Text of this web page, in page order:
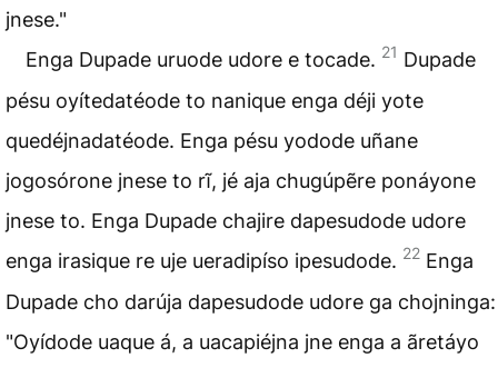
jnese."
Enga Dupade uruode udore e tocade. 21 Dupade
pésu oyítedatéode to nanique enga déji yote
quedéjnadatéode. Enga pésu yodode uñane
jogosórone jnese to rĩ, jé aja chugúpẽre ponáyone
jnese to. Enga Dupade chajire dapesudode udore
enga irasique re uje ueradipíso ipesudode. 22 Enga
Dupade cho darúja dapesudode udore ga chojninga:
"Oyídode uaque á, a uacapiéjna jne enga a ãretáyo